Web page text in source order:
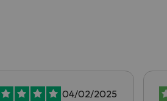
04/02/2025